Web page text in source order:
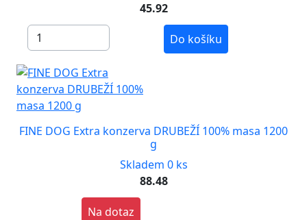
45.92
Do košíku
FINE DOG Extra konzerva DRUBEŽÍ 100% masa 1200
g
Skladem 0 ks
88.48
Na dotaz